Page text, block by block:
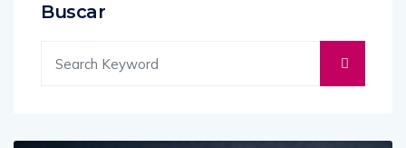
Buscar